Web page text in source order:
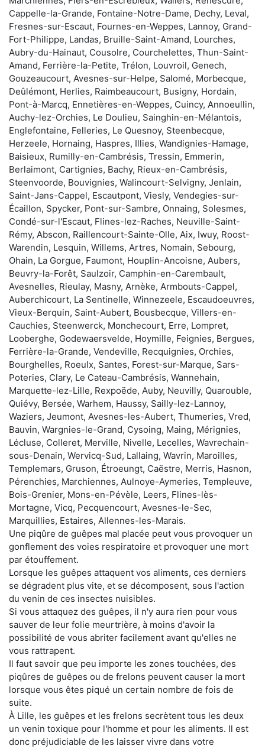
Cappelle-la-Grande, Fontaine-Notre-Dame, Dechy, Leval,
Fresnes-sur-Escaut, Fournes-en-Weppes, Lannoy, Grand-
Fort-Philippe, Landas, Bruille-Saint-Amand, Lourches,
Aubry-du-Hainaut, Cousolre, Courchelettes, Thun-Saint-
Amand, Ferrière-la-Petite, Trélon, Louvroil, Genech,
Gouzeaucourt, Avesnes-sur-Helpe, Salomé, Morbecque,
Deûlémont, Herlies, Raimbeaucourt, Busigny, Hordain,
Pont-à-Marcq, Ennetières-en-Weppes, Cuincy, Annoeullin,
Auchy-lez-Orchies, Le Doulieu, Sainghin-en-Mélantois,
Englefontaine, Felleries, Le Quesnoy, Steenbecque,
Herzeele, Hornaing, Haspres, Illies, Wandignies-Hamage,
Baisieux, Rumilly-en-Cambrésis, Tressin, Emmerin,
Berlaimont, Cartignies, Bachy, Rieux-en-Cambrésis,
Steenvoorde, Bouvignies, Walincourt-Selvigny, Jenlain,
Saint-Jans-Cappel, Escautpont, Viesly, Vendegies-sur-
Écaillon, Spycker, Pont-sur-Sambre, Onnaing, Solesmes,
Condé-sur-l'Escaut, Flines-lez-Raches, Neuville-Saint-
Rémy, Abscon, Raillencourt-Sainte-Olle, Aix, Iwuy, Roost-
Warendin, Lesquin, Willems, Artres, Nomain, Sebourg,
Ohain, La Gorgue, Faumont, Houplin-Ancoisne, Aubers,
Beuvry-la-Forêt, Saulzoir, Camphin-en-Carembault,
Avesnelles, Rieulay, Masny, Arnèke, Armbouts-Cappel,
Auberchicourt, La Sentinelle, Winnezeele, Escaudoeuvres,
Vieux-Berquin, Saint-Aubert, Bousbecque, Villers-en-
Cauchies, Steenwerck, Monchecourt, Erre, Lompret,
Looberghe, Godewaersvelde, Hoymille, Feignies, Bergues,
Ferrière-la-Grande, Vendeville, Recquignies, Orchies,
Bourghelles, Roeulx, Santes, Forest-sur-Marque, Sars-
Poteries, Clary, Le Cateau-Cambrésis, Wannehain,
Marquette-lez-Lille, Rexpoëde, Auby, Neuvilly, Quarouble,
Quiévy, Bersée, Warhem, Haussy, Sailly-lez-Lannoy,
Waziers, Jeumont, Avesnes-les-Aubert, Thumeries, Vred,
Bauvin, Wargnies-le-Grand, Cysoing, Maing, Mérignies,
Lécluse, Colleret, Merville, Nivelle, Lecelles, Wavrechain-
sous-Denain, Wervicq-Sud, Lallaing, Wavrin, Maroilles,
Templemars, Gruson, Étroeungt, Caëstre, Merris, Hasnon,
Pérenchies, Marchiennes, Aulnoye-Aymeries, Templeuve,
Bois-Grenier, Mons-en-Pévèle, Leers, Flines-lès-
Mortagne, Vicq, Pecquencourt, Avesnes-le-Sec,
Marquillies, Estaires, Allennes-les-Marais.
Une piqûre de guêpes mal placée peut vous provoquer un
gonflement des voies respiratoire et provoquer une mort
par étouffement.
Lorsque les guêpes attaquent vos aliments, ces derniers
se dégradent plus vite, et se décomposent, sous l'action
du venin de ces insectes nuisibles.
Si vous attaquez des guêpes, il n'y aura rien pour vous
sauver de leur folie meurtrière, à moins d'avoir la
possibilité de vous abriter facilement avant qu'elles ne
vous rattrapent.
Il faut savoir que peu importe les zones touchées, des
piqûres de guêpes ou de frelons peuvent causer la mort
lorsque vous êtes piqué un certain nombre de fois de
suite.
À Lille, les guêpes et les frelons secrètent tous les deux
un venin toxique pour l'homme et pour les aliments. Il est
donc préjudiciable de les laisser vivre dans votre